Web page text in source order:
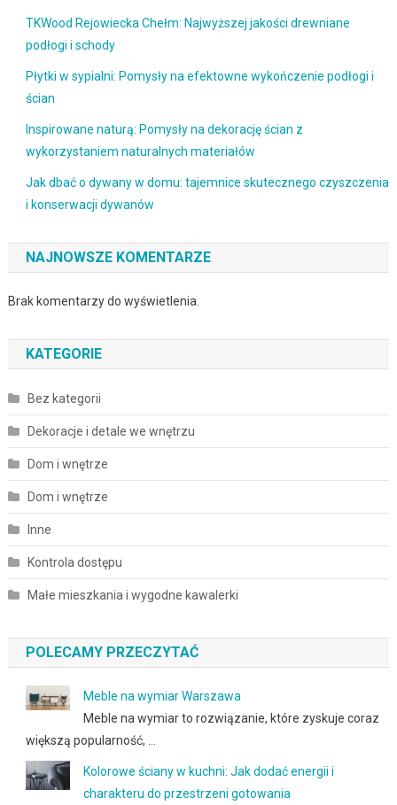
TKWood Rejowiecka Chełm: Najwyższej jakości drewniane
podłogi i schody
Płytki w sypialni: Pomysły na efektowne wykończenie podłogi i
ścian
Inspirowane naturą: Pomysły na dekorację ścian z
wykorzystaniem naturalnych materiałów
Jak dbać o dywany w domu: tajemnice skutecznego czyszczenia
i konserwacji dywanów
NAJNOWSZE KOMENTARZE
Brak komentarzy do wyświetlenia.
KATEGORIE
Bez kategorii
Dekoracje i detale we wnętrzu
Dom i wnętrze
Dom i wnętrze
Inne
Kontrola dostępu
Małe mieszkania i wygodne kawalerki
POLECAMY PRZECZYTAĆ
Meble na wymiar Warszawa
Meble na wymiar to rozwiązanie, które zyskuje coraz
większą popularność, …
Kolorowe ściany w kuchni: Jak dodać energii i
charakteru do przestrzeni gotowania